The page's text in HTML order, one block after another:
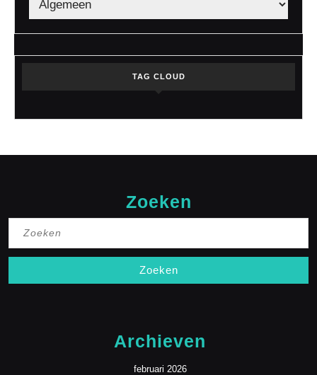
TAG CLOUD
Zoeken
naar:
Archieven
februari 2026